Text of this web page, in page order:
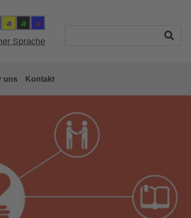
auf Weiss
Weiss auf Schwarz
Gelb auf Blau
a
Kontrast: Blau auf Gelb
a
Kontrast: Grün auf Schwarz
a
Kontrast: Rot auf Blau
Sprache
uns Kontakt